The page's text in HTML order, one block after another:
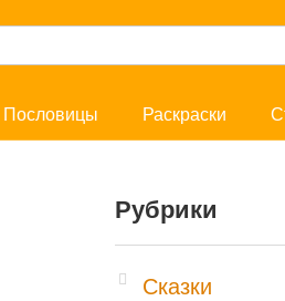
Пословицы Раскраски
Рубрики
Cказки